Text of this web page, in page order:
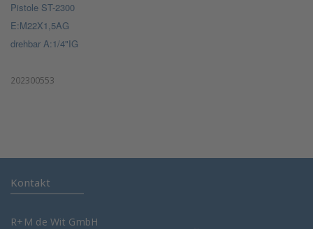
Pistole ST-2300
E:M22X1,5AG
drehbar A:1/4"IG
202300553
Kontakt
R+M de Wit GmbH